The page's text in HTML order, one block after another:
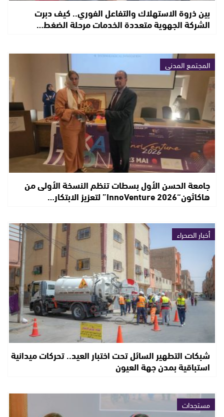
بين ذروة الاستهلاك والتفاعل الفوري.. كيف دبرت
الشركة الجهوية متعددة الخدمات مرحلة الضغط…
المجتمع المدني
جامعة الحسن الأول بسطات تنظم النسخة الأولى من
هاكاثون“InnoVenture 2026” لتعزيز الابتكار…
أخبار الصحراء
شبكات التطهير السائل تحت اختبار العيد.. تحركات ميدانية
استباقية بمدن جهة العيون
مستجدات